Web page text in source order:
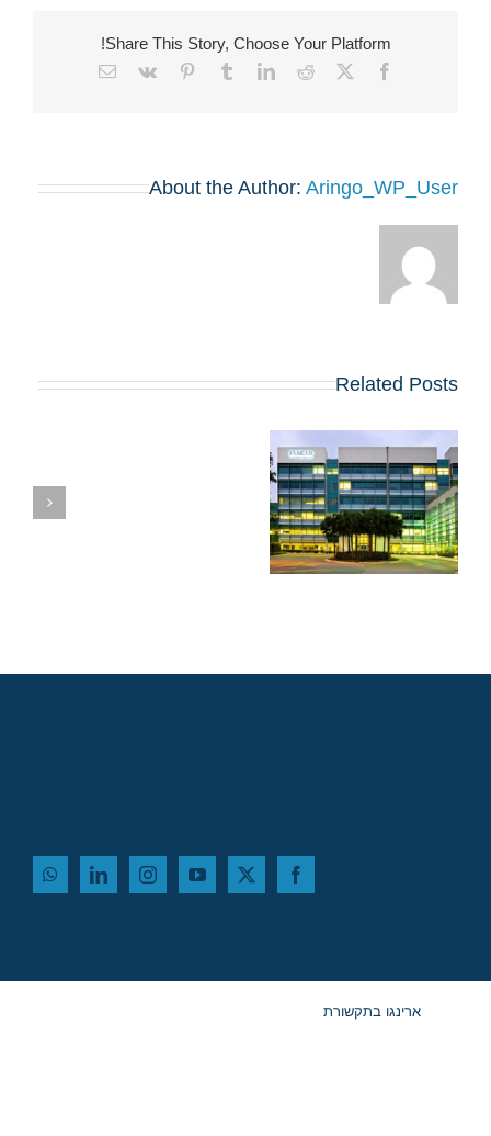
Share This Story, Choose Your Platform!
Facebook
X
Reddit
LinkedIn
Tumblr
Pinterest
Vk
Email
About the Author: Aringo_WP_User
Related Posts
ארינגו בתקשורת